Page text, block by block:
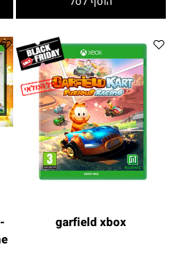
garfield xbox